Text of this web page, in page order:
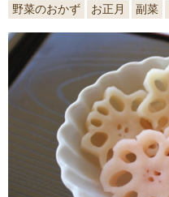
野菜のおかず
お正月 副菜